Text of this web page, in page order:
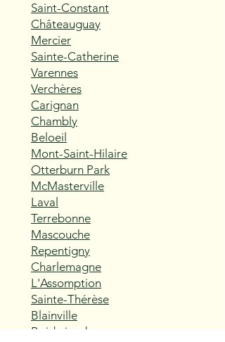
Saint-Constant
Châteauguay
Mercier
Sainte-Catherine
Varennes
Verchères
Carignan
Chambly
Beloeil
Mont-Saint-Hilaire
Otterburn Park
McMasterville
Laval
Terrebonne
Mascouche
Repentigny
Charlemagne
L'Assomption
Sainte-Thérèse
Blainville
Boisbriand